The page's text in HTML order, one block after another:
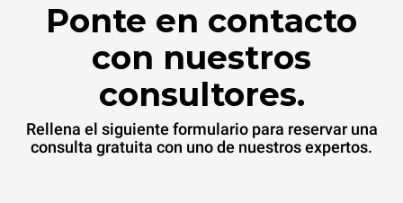
Ponte en contacto
con nuestros
consultores.
Rellena el siguiente formulario para reservar una
consulta gratuita con uno de nuestros expertos.